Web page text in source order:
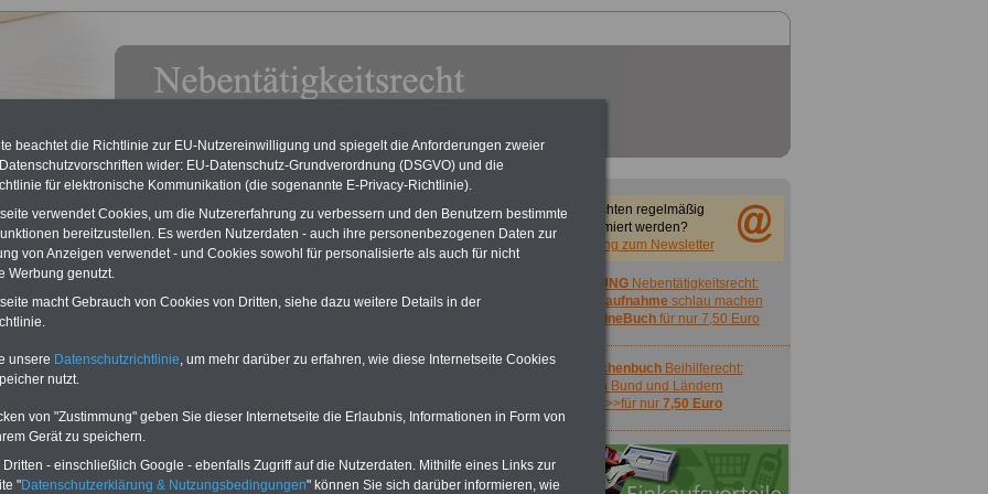
und Begriffsbestimmungen
aufgelegt März 2025
ACHTUNG: unbedingt vor der
Aufnahme des Nebenjobs schlau
zuerst über die Pflichten gegenüber
eine nebenberufliche Tätigkeit ausüben.
Das eBook zum
Nebentätigkeitsrecht
Sie möchten regelmäßig
informiert werden?
Anmeldung zum Newsletter
ACHTUNG Nebentätigkeitsrecht:
vor Jobaufnahmeschlau machen
OnlineBuch für nur 7,50 Euro
TaschenbuchBeihilferecht:
in Bund und Ländern
>>>für nur 7,50 Euro
beachtet die Richtlinie zur EU-Nutzereinwilligung und spiegelt die Anforderungen zweier
wider: EU-Datenschutz-Grundverordnung (DSGVO) und die
für elektronische Kommunikation (die sogenannte E-Privacy-Richtlinie).
verwendet Cookies, um die Nutzererfahrung zu verbessern und den Benutzern bestimmte
bereitzustellen. Es werden Nutzerdaten - auch ihre personenbezogenen Daten zur
von Anzeigen verwendet - und Cookies sowohl für personalisierte als auch für nicht
Werbung genutzt.
macht Gebrauch von Cookies von Dritten, siehe dazu weitere Details in der
unsere Datenschutzrichtlinie , um mehr darüber zu erfahren, wie diese Internetseite Cookies
nutzt.
von "Zustimmung" geben Sie dieser Internetseite die Erlaubnis, Informationen in Form von
Gerät zu speichern.
- einschließlich Google - ebenfalls Zugriff auf die Nutzerdaten. Mithilfe eines Links zur
"Datenschutzerklärung & Nutzungsbedingungen" können Sie sich darüber informieren, wie